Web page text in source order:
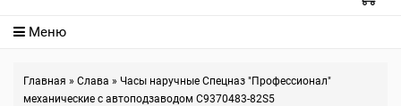
Меню
Главная » Слава » Часы наручные Спецназ "Профессионал"
механические с автоподзаводом С9370483-82S5